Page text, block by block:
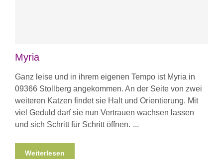
Myria
Ganz leise und in ihrem eigenen Tempo ist Myria in
09366 Stollberg angekommen. An der Seite von zwei
weiteren Katzen findet sie Halt und Orientierung. Mit
viel Geduld darf sie nun Vertrauen wachsen lassen
und sich Schritt für Schritt öffnen.
Weiterlesen